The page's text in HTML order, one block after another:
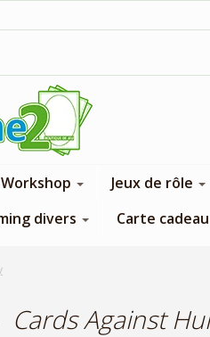
Jeux de rôle
divers Carte cadeau
Cards Against